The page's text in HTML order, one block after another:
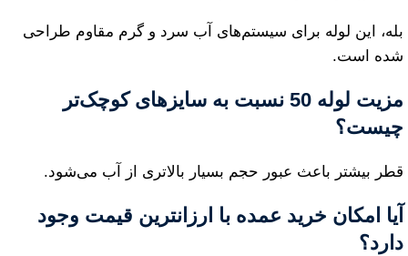
بله، این لوله برای سیستم‌های آب سرد و گرم مقاوم طراحی
شده است.
مزیت لوله 50 نسبت به سایزهای کوچک‌تر
چیست؟
قطر بیشتر باعث عبور حجم بسیار بالاتری از آب می‌شود.
آیا امکان خرید عمده با ارزانترین قیمت وجود
دارد؟